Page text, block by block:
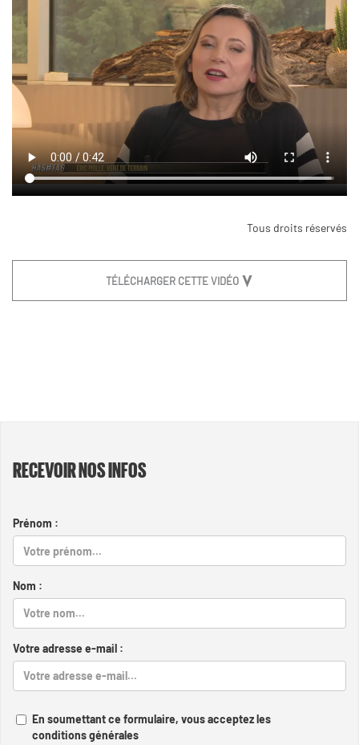
Tous droits réservés
TÉLÉCHARGER CETTE VIDÉO
RECEVOIR NOS INFOS
Prénom :
Nom :
Votre adresse e-mail :
En soumettant ce formulaire, vous acceptez les
conditions générales